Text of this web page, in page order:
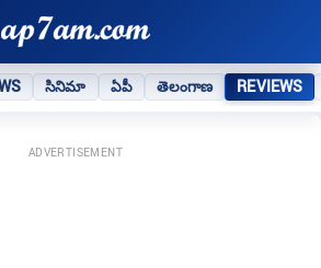
సినిమా ఏపీ తెలంగాణ REVIEWS
ADVERTISEMENT